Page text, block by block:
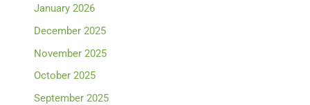
January 2026
December 2025
November 2025
October 2025
September 2025